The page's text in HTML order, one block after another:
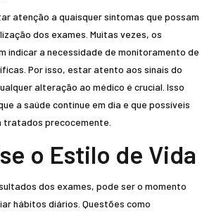
atenção a quaisquer sintomas que possam
dos exames. Muitas vezes, os
indicar a necessidade de monitoramento de
Por isso, estar atento aos sinais do
alteração ao médico é crucial. Isso
a saúde continue em dia e que possíveis
tratados precocemente.
o Estilo de Vida
dos exames, pode ser o momento
hábitos diários. Questões como